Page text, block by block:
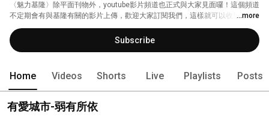
〈魅力基隆〉除平面刊物外，youtube影片頻道也正式與大家見面囉！這個頻道
不定期會有與基隆有關的影片上傳，歡迎大家訂閱我們，這樣就可以收到我們
上傳影片的訊息喔！
...more
Subscribe
Home Videos Shorts Live Playlists Posts
有愛城市-弱有所依